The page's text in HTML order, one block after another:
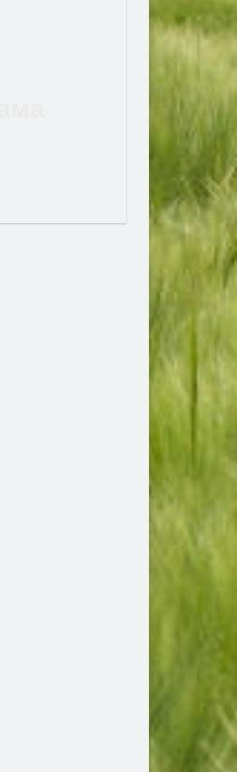
Делото за убийството
тръгна за втори път в
хасковския окръжен съд